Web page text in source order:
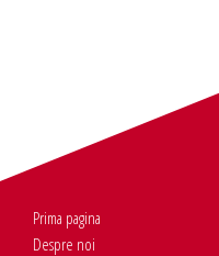
Prima pagina
Despre noi